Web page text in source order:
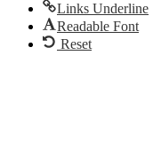
Links Underline
Readable Font
Reset